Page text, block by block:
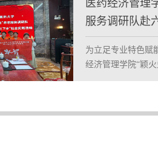
医药经济管理
服务调研队赴
为立足专业特色赋
经济管理学院“颖